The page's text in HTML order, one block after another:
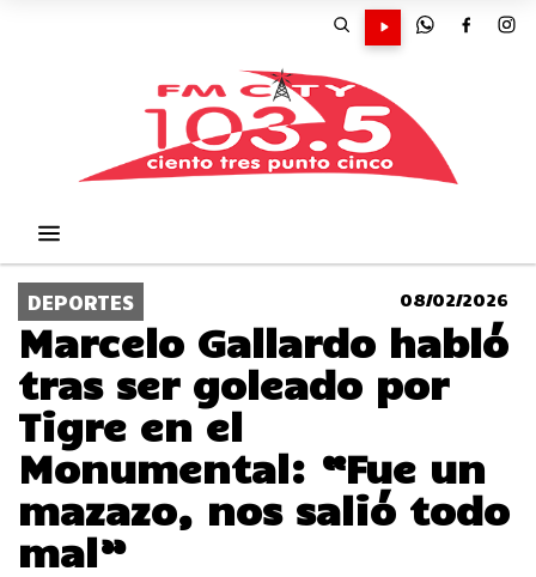
DEPORTES 08/02/2026
Marcelo Gallardo habló
tras ser goleado por
Tigre en el
Monumental: “Fue un
mazazo, nos salió todo
mal”